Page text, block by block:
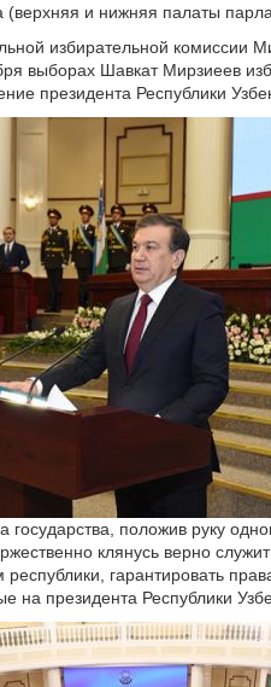
и нижняя палаты
избирательной комиссии
выборах Шавкат Мирзиеев
президента Республики
государства, положив руку
клянусь верно
республики, гарантировать
на президента Республики